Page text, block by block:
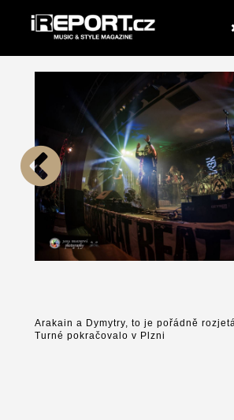
Arakain a Dymytry, to je pořádně
Turné pokračovalo v Plzni